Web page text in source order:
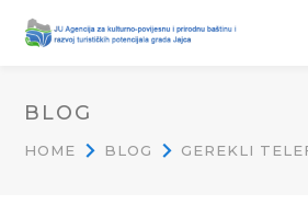
BLOG
HOME BLOG GEREKLI